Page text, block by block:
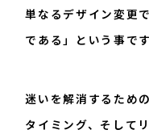
単なるデザイン変更
である」という事です
迷いを解消するため
タイミング、そして